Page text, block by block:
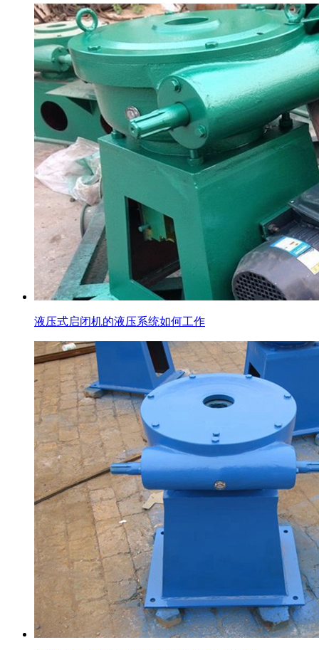
液压式启闭机的液压系统如何工作